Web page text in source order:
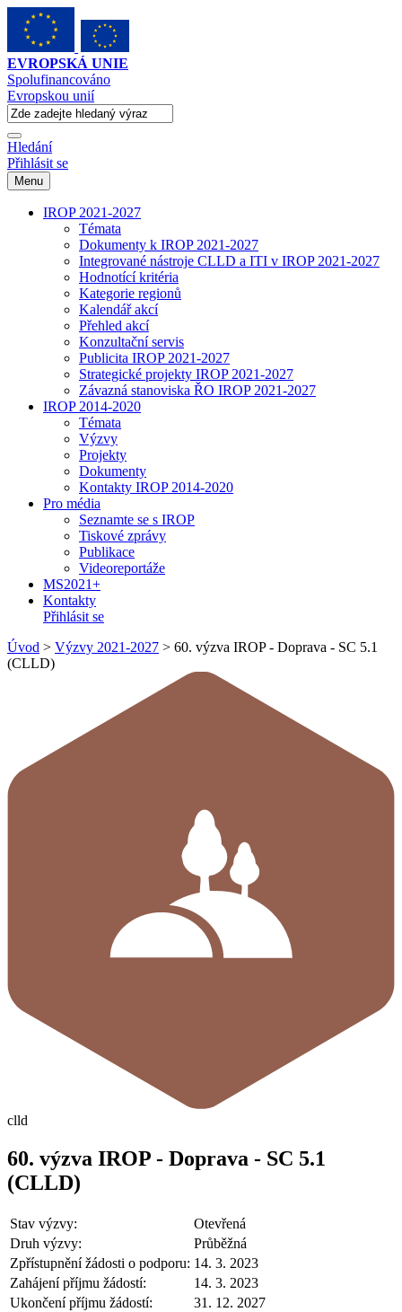
EVROPSKÁ UNIE
Spolufinancováno
Evropskou unií
Hledání
Přihlásit se
Menu
IROP 2021-2027
Témata
Dokumenty k IROP 2021-2027
Integrované nástroje CLLD a ITI v IROP 2021-2027
Hodnotící kritéria
Kategorie regionů
Kalendář akcí
Přehled akcí
Konzultační servis
Publicita IROP 2021-2027
Strategické projekty IROP 2021-2027
Závazná stanoviska ŘO IROP 2021-2027
IROP 2014-2020
Témata
Výzvy
Projekty
Dokumenty
Kontakty IROP 2014-2020
Pro média
Seznamte se s IROP
Tiskové zprávy
Publikace
Videoreportáže
MS2021+
Kontakty
Přihlásit se
Úvod > Výzvy 2021-2027 > 60. výzva IROP - Doprava - SC 5.1
(CLLD)
clld
60. výzva IROP - Doprava - SC 5.1
(CLLD)
Stav výzvy:
Otevřená
Druh výzvy:
Průběžná
Zpřístupnění žádosti o podporu: 14. 3. 2023
Zahájení příjmu žádostí:
14. 3. 2023
Ukončení příjmu žádostí:
31. 12. 2027